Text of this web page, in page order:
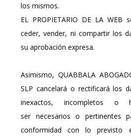
los mismos.
EL PROPIETARIO DE LA
ceder, vender, ni compartir los
su aprobación expresa.
Asimismo, QUABBALA
SLP cancelará o rectificará los
inexactos, incompletos o
ser necesarios o pertinentes
conformidad con lo previsto